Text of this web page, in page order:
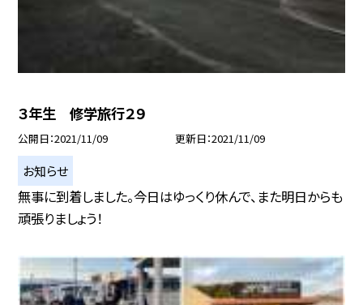
３年生 修学旅行２９
公開日 2021/11/09 更新日 2021/11/09
お知らせ
無事に到着しました。今日はゆっくり休んで、また明日からも
頑張りましょう！